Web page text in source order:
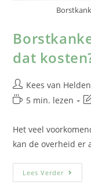
dat
Kees van Helden
5 min. lezen
Het veel
kan de overheid er
Lees Verder